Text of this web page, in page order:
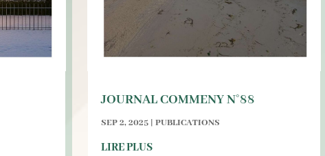
JOURNAL COMMENY N°88
SEP 2, 2025| PUBLICATIONS
LIRE PLUS